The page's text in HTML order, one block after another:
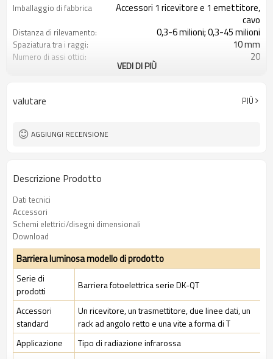
Imballaggio di fabbrica
Accessori 1 ricevitore e 1 emettitore,
cavo
Distanza di rilevamento: 0,3-6 milioni; 0,3-45 milioni
Spaziatura tra i raggi: 10 mm
Numero di assi ottici: 20
Spina di interfaccia Dotato di connettore M16
Certificazione:
VEDI DI PIÙ
valutare PIÙ
AGGIUNGI RECENSIONE
Descrizione Prodotto
Dati tecnici
Accessori
Schemi elettrici/disegni dimensionali
Download
Barriera luminosa modello di prodotto
Serie di
prodotti
Barriera fotoelettrica serie DK-QT
Accessori
standard
Un ricevitore, un trasmettitore, due linee dati, un
rack ad angolo retto e una vite a forma di T
Applicazione
Tipo di radiazione infrarossa